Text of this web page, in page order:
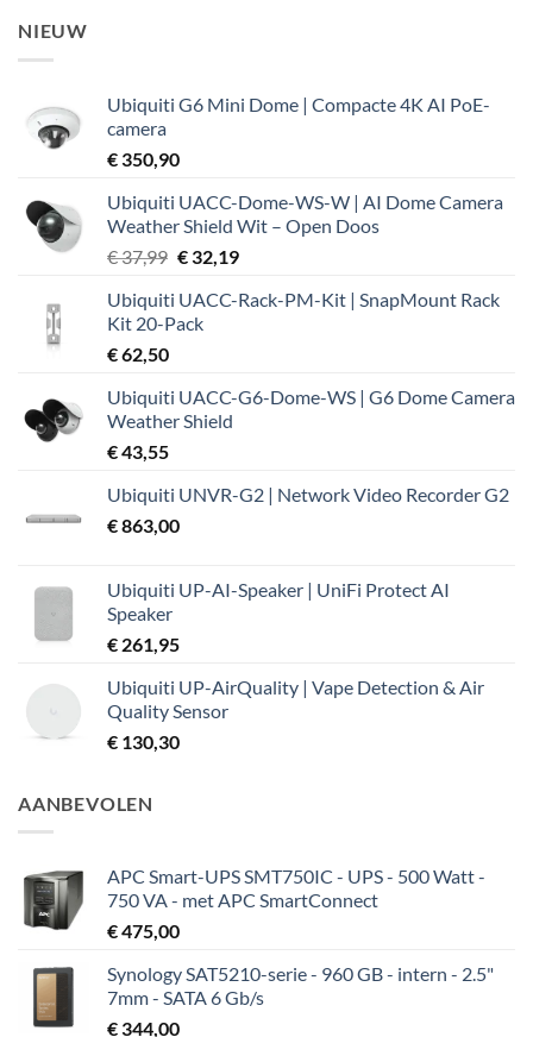
NIEUW
Ubiquiti G6 Mini Dome | Compacte 4K AI PoE-
camera
€ 350,90
Ubiquiti UACC-Dome-WS-W | AI Dome Camera
Weather Shield Wit – Open Doos
€37,99 Oorspronkelijke
was:
€ 37,99.
€32,19Huidige
is:
Ubiquiti UACC-Rack-PM-Kit | SnapMount Rack
Kit 20-Pack
€62,50
Ubiquiti UACC-G6-Dome-WS | G6 Dome Camera
Weather Shield
€43,55
Ubiquiti UNVR-G2 | Network Video Recorder G2
€863,00
Ubiquiti UP-AI-Speaker | UniFi Protect AI
Speaker
€ 261,95
Ubiquiti UP-AirQuality | Vape Detection & Air
Quality Sensor
€ 130,30
AANBEVOLEN
APC Smart-UPS SMT750IC - UPS - 500 Watt -
750 VA - met APC SmartConnect
€475,00
Synology SAT5210-serie - 960 GB - intern - 2.5"
7mm - SATA 6 Gb/s
€ 344,00